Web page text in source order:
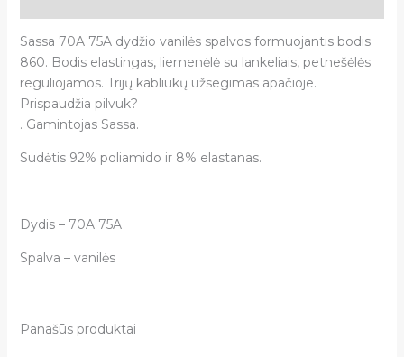
Sassa 70A 75A dydžio vanilės spalvos formuojantis bodis
860. Bodis elastingas, liemenėlė su lankeliais, petnešėlės
reguliojamos. Trijų kabliukų užsegimas apačioje.
Prispaudžia pilvuk?
. Gamintojas Sassa.
Sudėtis 92% poliamido ir 8% elastanas.
Dydis – 70A 75A
Spalva – vanilės
Panašūs produktai